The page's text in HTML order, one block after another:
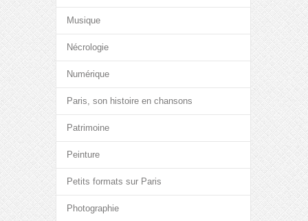
Musique
Nécrologie
Numérique
Paris, son histoire en chansons
Patrimoine
Peinture
Petits formats sur Paris
Photographie